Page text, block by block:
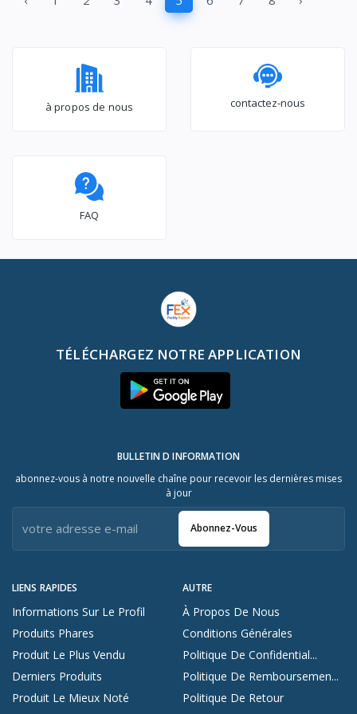
à propos de nous contactez-nous
FAQ
TÉLÉCHARGEZ NOTRE APPLICATION
LIENS RAPIDES
Informations Sur Le Profil
Produits Phares
Produit Le Plus Vendu
Derniers Produits
Produit Le Mieux Noté
AUTRE
À Propos De Nous
Conditions Générales
Politique De Confidential...
Politique De Remboursemen...
Politique De Retour
BULLETIN D INFORMATION
abonnez-vous à notre nouvelle chaîne pour recevoir les dernières mises
à jour
Abonnez-Vous